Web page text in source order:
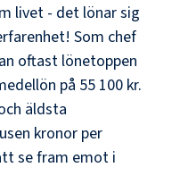
livet - det lönar sig
Som chef
oftast lönetoppen
på 55 100 kr.
äldsta
kronor per
se fram emot i